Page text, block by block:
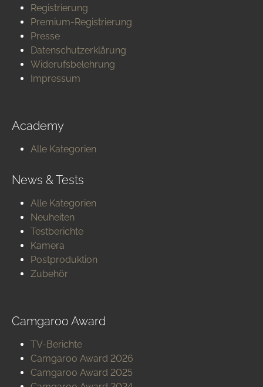
Registrierung
Premium-Registrierung
Presse
Datenschutzerklärung
Widerufsbelehrung
Impressum
Academy
Alle Kategorien
News & Tests
Alle Kategorien
Neuheiten
Testberichte
Kamera
Postproduktion
Zubehör
Camgaroo Award
TV-Berichte
Camgaroo Award 2026
Camgaroo Award 2025